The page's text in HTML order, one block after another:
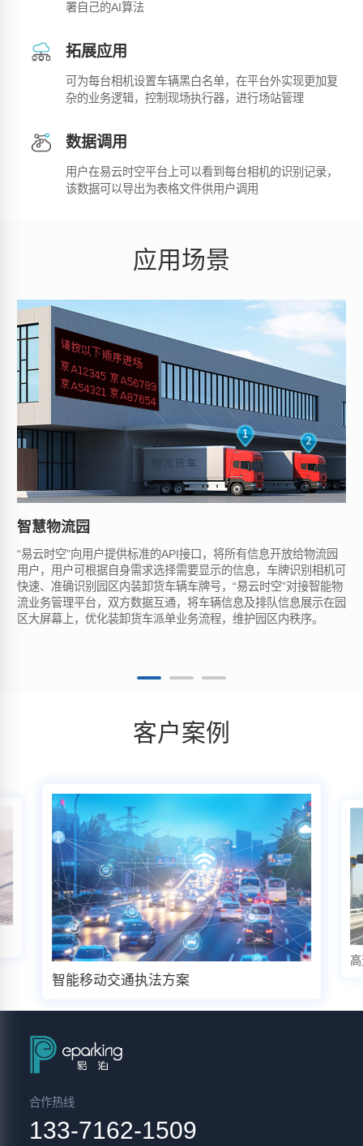
署自己的AI算法
拓展应用
可为每台相机设置车辆黑白名单，在平台外实现更加复
杂的业务逻辑，控制现场执行器，进行场站管理
数据调用
用户在易云时空平台上可以看到每台相机的识别记录，
该数据可以导出为表格文件供用户调用
应用场景
智慧物流园
“易云时空”向用户提供标准的API接口，将所有信息开放给物流园
用户，用户可根据自身需求选择需要显示的信息，车牌识别相机可
快速、准确识别园区内装卸货车辆车牌号，“易云时空”对接智能物
流业务管理平台，双方数据互通，将车辆信息及排队信息展示在园
区大屏幕上，优化装卸货车派单业务流程，维护园区内秩序。
客户案例
智能移动交通执法方案
合作热线
133-7162-1509